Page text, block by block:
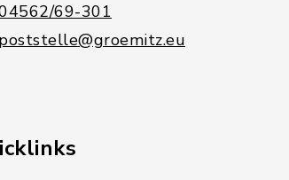
69-301
poststelle@groemitz.eu